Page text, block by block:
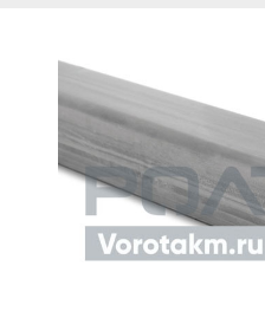
Комплектующие
Маркизы
Окна, порталы, двери
МЕНЮ
Главная